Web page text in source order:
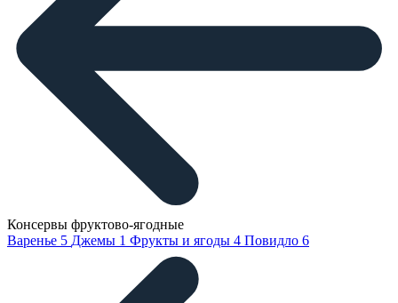
Консервы фруктово-ягодные
Варенье 5 Джемы 1 Фрукты и ягоды 4 Повидло 6